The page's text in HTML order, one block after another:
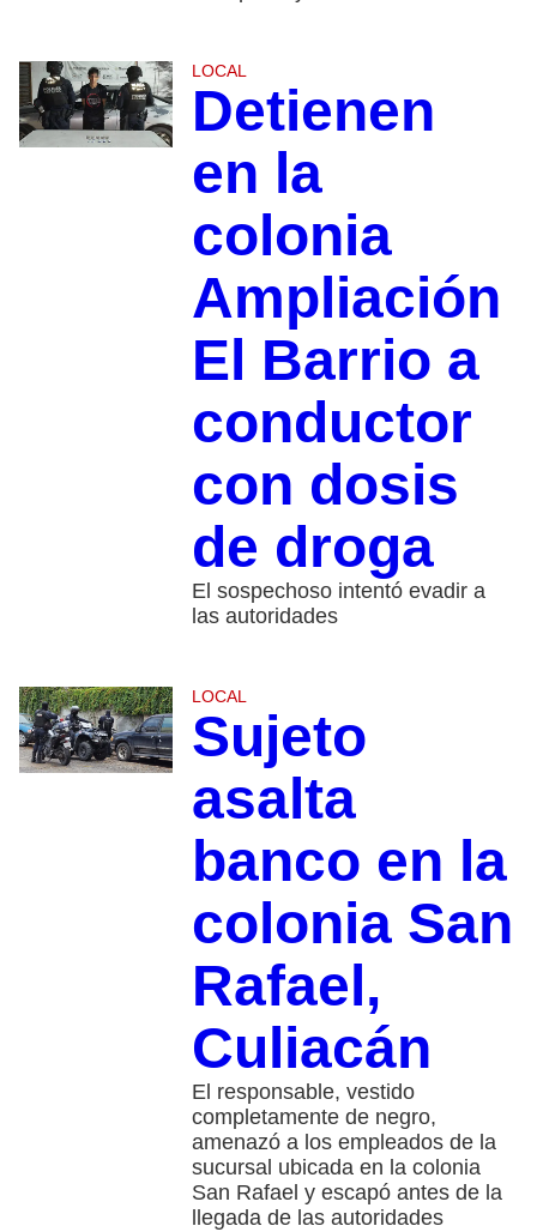
LOCAL
Detienen
en la
colonia
Ampliación
El Barrio a
conductor
con dosis
de droga
El sospechoso intentó evadir a
las autoridades
LOCAL
Sujeto
asalta
banco en la
colonia San
Rafael,
Culiacán
El responsable, vestido
completamente de negro,
amenazó a los empleados de la
sucursal ubicada en la colonia
San Rafael y escapó antes de la
llegada de las autoridades